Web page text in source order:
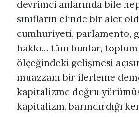
devrimci anlarında bile
sınıfların elinde bir alet
cumhuriyeti, parlamento,
hakkı… tüm bunlar,
ölçeğindeki gelişmesi
muazzam bir ilerleme
kapitalizme doğru
kapitalizm, barındırdığı